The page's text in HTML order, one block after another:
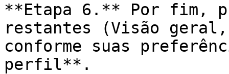
**Etapa 6.** Por fim,
restantes (Visão
conforme suas
perfil**.